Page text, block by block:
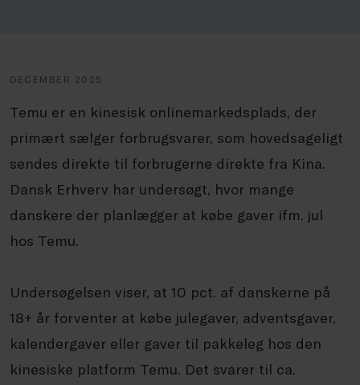
DECEMBER 2025
Temu er en kinesisk onlinemarkedsplads, der
primært sælger forbrugsvarer, som hovedsageligt
sendes direkte til forbrugerne direkte fra Kina.
Dansk Erhverv har undersøgt, hvor mange
danskere der planlægger at købe gaver ifm. jul
hos Temu.
Undersøgelsen viser, at 10 pct. af danskerne på
18+ år forventer at købe julegaver, adventsgaver,
kalendergaver eller gaver til pakkeleg hos den
kinesiske platform Temu. Det svarer til ca.